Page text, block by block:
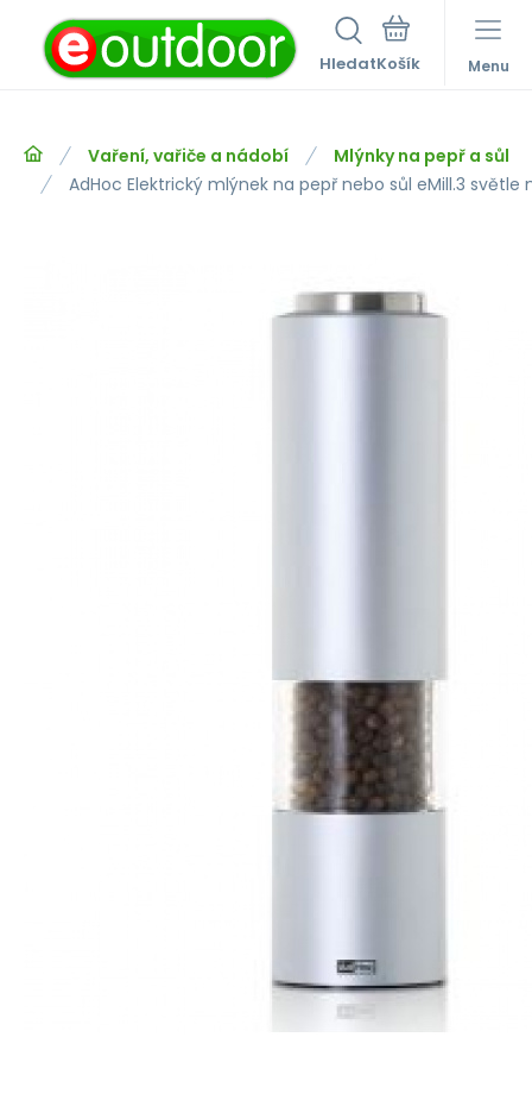
Hledat Menu
Vaření, vařiče a nádobí
Mlýnky na pepř a sůl
AdHoc Elektrický mlýnek na pepř nebo sůl eMill.3 světle